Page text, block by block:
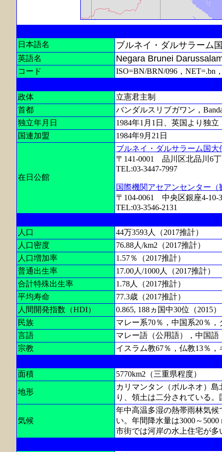
日本語名 ブルネイ・ダルサラーム
英語名 Negara Brunei
コード ISO=BN/BRN/096，NET=.bn
政体
立憲君主制
首都
バンダルスリブガワン，
独立年月日
1984年1月1日、英国より独立
国連加盟
1984年9月21日
在日公館
ブルネイ・ダルサラーム国大
〒141-0001 品川区北品川6丁
TEL:03-3447-7997
国際機関アセアンセンター（
〒104-0061 中央区銀座4-10-
TEL:03-3546-2131
人口
44万3593人（2017推計）
人口密度
76.88人/km2（2017推計）
人口増加率
1.57％（2017推計）
普通出生率
17.00人/1000人（2017推計）
合計特殊出生率
1.78人（2017推計）
平均寿命
77.3歳（2017推計）
人間開発指数（HDI）
0.865, 188ヵ国中30位（2015）
民族
マレー系70％，中国系20％，
言語
マレー語（公用語），中国語
宗教
イスラム教67％，仏教13％
面積 5770km2（三重県程度）
地形
カリマンタン（ボルネオ）
り、領土は二分されている
気候
年中高温多湿の熱帯雨林気
い。年間降水量は3000～
市街では河岸の水上住宅が多